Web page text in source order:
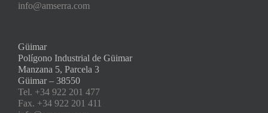
info@amserra.com
Güimar
Polígono Industrial de Güimar
Manzana 5, Parcela 3
Güimar – 38550
Tel. +34 922 201 477
Fax. +34 922 201 411